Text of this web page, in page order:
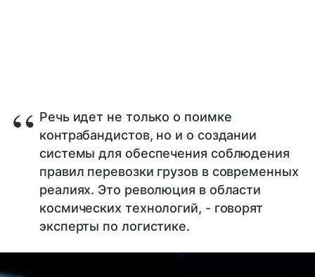
Речь идет не только о поимке
контрабандистов, но и о создании
системы для обеспечения соблюдения
правил перевозки грузов в современных
реалиях. Это революция в области
космических технологий, - говорят
эксперты по логистике.